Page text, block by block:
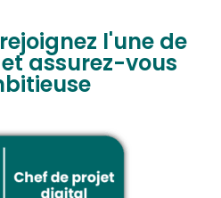
l'une de
assurez-vous